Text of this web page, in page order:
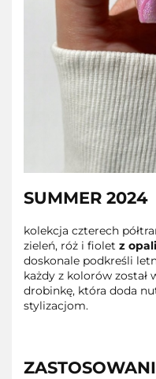
SUMMER 2024
kolekcja czterech
zieleń, róż i fiolet z
doskonale podkreśli
każdy z kolorów
drobinkę, która doda
stylizacjom.